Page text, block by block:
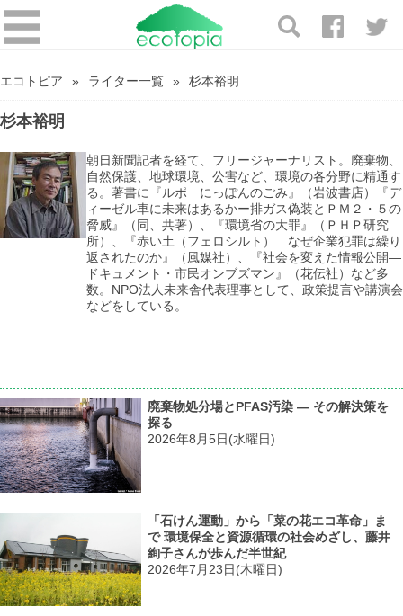
エコトピア ライター一覧 杉本裕明
杉本裕明
朝日新聞記者を経て、フリージャーナリスト。廃棄物、
自然保護、地球環境、公害など、環境の各分野に精通す
る。著書に『ルポ にっぽんのごみ』（岩波書店）『デ
ィーゼル車に未来はあるかー排ガス偽装とＰＭ２・５の
脅威』（同、共著）、『環境省の大罪』（ＰＨＰ研究
所）、『赤い土（フェロシルト） なぜ企業犯罪は繰り
返されたのか』（風媒社）、『社会を変えた情報公開―
ドキュメント・市民オンブズマン』（花伝社）など多
数。NPO法人未来舎代表理事として、政策提言や講演会
などをしている。
廃棄物処分場とPFAS汚染 ― その解決策を
探る
2026年8月5日(水曜日)
「石けん運動」から「菜の花エコ革命」ま
で 環境保全と資源循環の社会めざし、藤井
絢子さんが歩んだ半世紀
2026年7月23日(木曜日)